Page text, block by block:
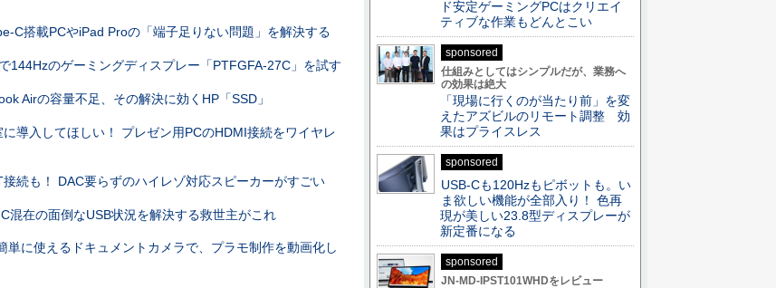
C搭載PCやiPad Proの「端子足りない問題」を解決する
144Hzのゲーミングディスプレー「PTFGFA-27C」を試す
Airの容量不足、その解決に効くHP「SSD」
に導入してほしい！ プレゼン用PCのHDMI接続をワイヤレ
接続も！ DAC要らずのハイレゾ対応スピーカーがすごい
混在の面倒なUSB状況を解決する救世主がこれ
単に使えるドキュメントカメラで、プラモ制作を動画化し
ド安定ゲーミングPCはクリエイ
ティブな作業もどんとこい
sponsored
仕組みとしてはシンプルだが、業務へ
の効果は絶大
「現場に行くのが当たり前」を変
えたアズビルのリモート調整 効
果はプライスレス
sponsored
USB-Cも120Hzもピボットも。い
ま欲しい機能が全部入り！ 色再
現が美しい23.8型ディスプレーが
新定番になる
sponsored
JN-MD-IPST101WHDをレビュー